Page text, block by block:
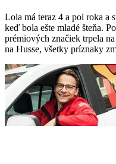
Lola má teraz 4 a pol roka a
keď bola ešte mladé šteňa.
prémiových značiek trpela
na Husse, všetky príznaky